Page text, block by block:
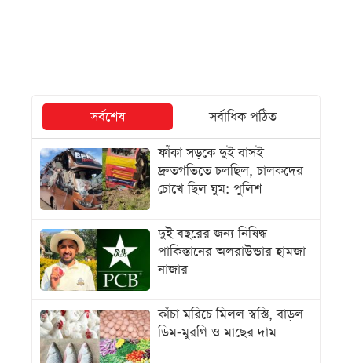
সর্বশেষ
সর্বাধিক পঠিত
ফাঁকা সড়কে দুই বাসই
দ্রুতগতিতে চলছিল, চালকদের
চোখে ছিল ঘুম: পুলিশ
দুই বছরের জন্য নিষিদ্ধ
পাকিস্তানের অলরাউন্ডার হামজা
নাজার
কাঁচা মরিচে মিলল স্বস্তি, বাড়ল
ডিম-মুরগি ও মাছের দাম